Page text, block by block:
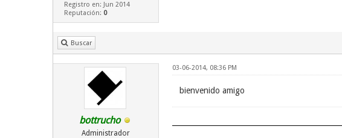
Registro en: Jun 2014
Reputación: 0
Buscar
bottrucho
Administrador
03-06-2014, 08:36 PM
bienvenido amigo